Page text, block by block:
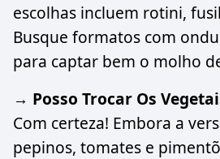
escolhas incluem rotini,
Busque formatos com
para captar bem o molho
→ Posso Trocar Os
Com certeza! Embora a
pepinos, tomates e